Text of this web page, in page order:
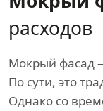
расходов
Мокрый фасад
По сути, это
Однако со